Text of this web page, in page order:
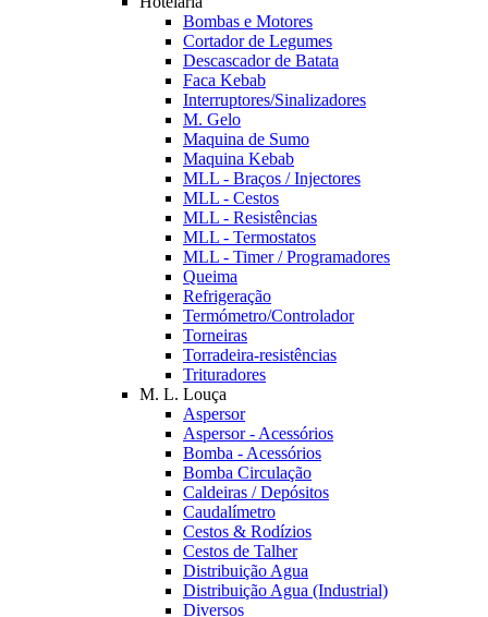
Bombas e Motores
Cortador de Legumes
Descascador de Batata
Faca Kebab
Interruptores/Sinalizadores
M. Gelo
Maquina de Sumo
Maquina Kebab
MLL - Braços / Injectores
MLL - Cestos
MLL - Resistências
MLL - Termostatos
MLL - Timer / Programadores
Queima
Refrigeração
Termómetro/Controlador
Torneiras
Torradeira-resistências
Trituradores
M. L. Louça
Aspersor
Aspersor - Acessórios
Bomba - Acessórios
Bomba Circulação
Caldeiras / Depósitos
Caudalímetro
Cestos & Rodízios
Cestos de Talher
Distribuição Agua
Distribuição Agua (Industrial)
Diversos